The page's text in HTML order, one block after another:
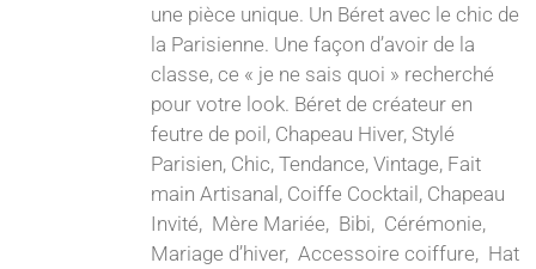
une pièce unique. Un Béret avec le chic de
la Parisienne. Une façon d’avoir de la
classe, ce « je ne sais quoi » recherché
pour votre look. Béret de créateur en
feutre de poil, Chapeau Hiver, Stylé
Parisien, Chic, Tendance, Vintage, Fait
main Artisanal, Coiffe Cocktail, Chapeau
Invité, Mère Mariée, Bibi, Cérémonie,
Mariage d’hiver, Accessoire coiffure, Hat